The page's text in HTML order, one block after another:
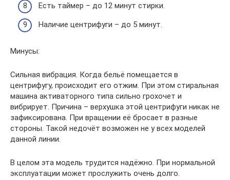
Есть таймер – до 12 минут стирки.
Наличие центрифуги – до 5 минут.
Минусы:
Сильная вибрация. Когда бельё помещается в
центрифугу, происходит его отжим. При этом стиральная
машина активаторного типа сильно грохочет и
вибрирует. Причина – верхушка этой центрифуги никак не
зафиксирована. При вращении её бросает в разные
стороны. Такой недочёт возможен не у всех моделей
данной линии.
В целом эта модель трудится надёжно. При нормальной
эксплуатации может прослужить очень долго.